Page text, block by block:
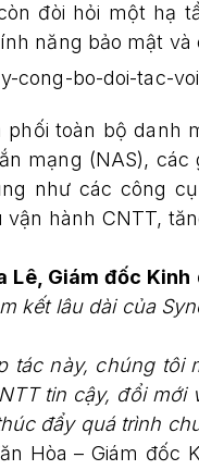
đòi hỏi một hạ
năng bảo mật
phối toàn bộ danh
mạng (NAS),
như các công
hành CNTT,
Lê, Giám đốc
kết lâu dài của
tác này, chúng
tin cậy, đổi
đẩy quá trình
Hòa – Giám